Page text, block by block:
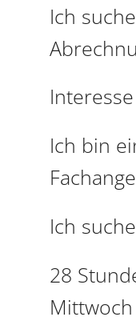
Ich
Ich bin
Ich
28